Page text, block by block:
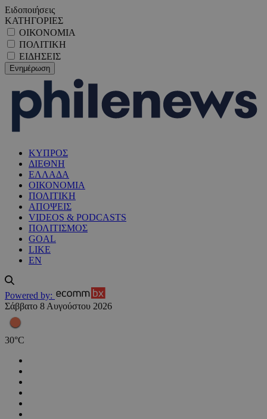
Ειδοποιήσεις
ΚΑΤΗΓΟΡΙΕΣ
ΟΙΚΟΝΟΜΙΑ
ΠΟΛΙΤΙΚΗ
ΕΙΔΗΣΕΙΣ
ΚΥΠΡΟΣ
ΔΙΕΘΝΗ
ΕΛΛΑΔΑ
ΟΙΚΟΝΟΜΙΑ
ΠΟΛΙΤΙΚΗ
ΑΠΟΨΕΙΣ
VIDEOS & PODCASTS
ΠΟΛΙΤΙΣΜΟΣ
GOAL
LIKE
EN
Powered by:
Σάββατο 8 Αυγούστου 2026
30°C